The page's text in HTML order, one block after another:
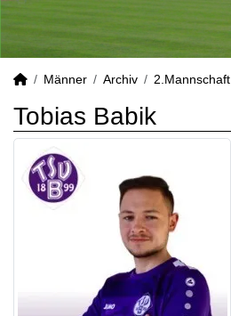
Männer Archiv 2.Mannschaft
Tobias Babik